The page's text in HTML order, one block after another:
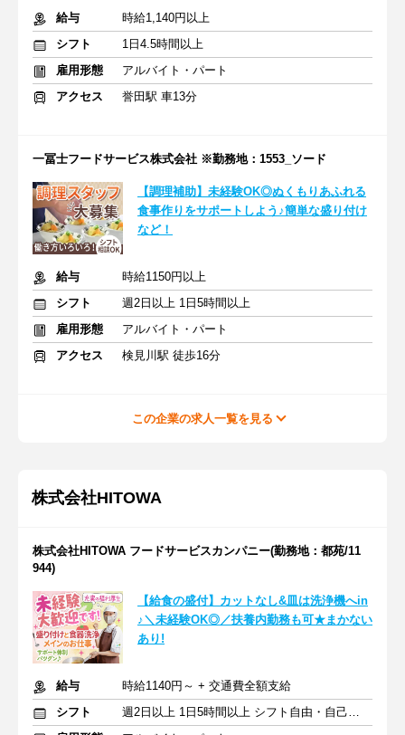
給与
時給1,140円以上
シフト
1日4.5時間以上
雇用形態
アルバイト・パート
アクセス
誉田駅 車13分
一冨士フードサービス株式会社 ※勤務地：1553_ソード
【調理補助】未経験OK◎ぬくもりあふれる
食事作りをサポートしよう♪簡単な盛り付け
など！
給与
時給1150円以上
シフト
週2日以上 1日5時間以上
雇用形態
アルバイト・パート
アクセス
検見川駅 徒歩16分
この企業の求人一覧を見る
株式会社HITOWA
株式会社HITOWA フードサービスカンパニー(勤務地：都苑/11
944)
【給食の盛付】カットなし&皿は洗浄機へin
♪＼未経験OK◎／扶養内勤務も可★まかない
あり!
給与
時給1140円～ + 交通費全額支給
シフト
週2日以上 1日5時間以上 シフト自由・自己申告